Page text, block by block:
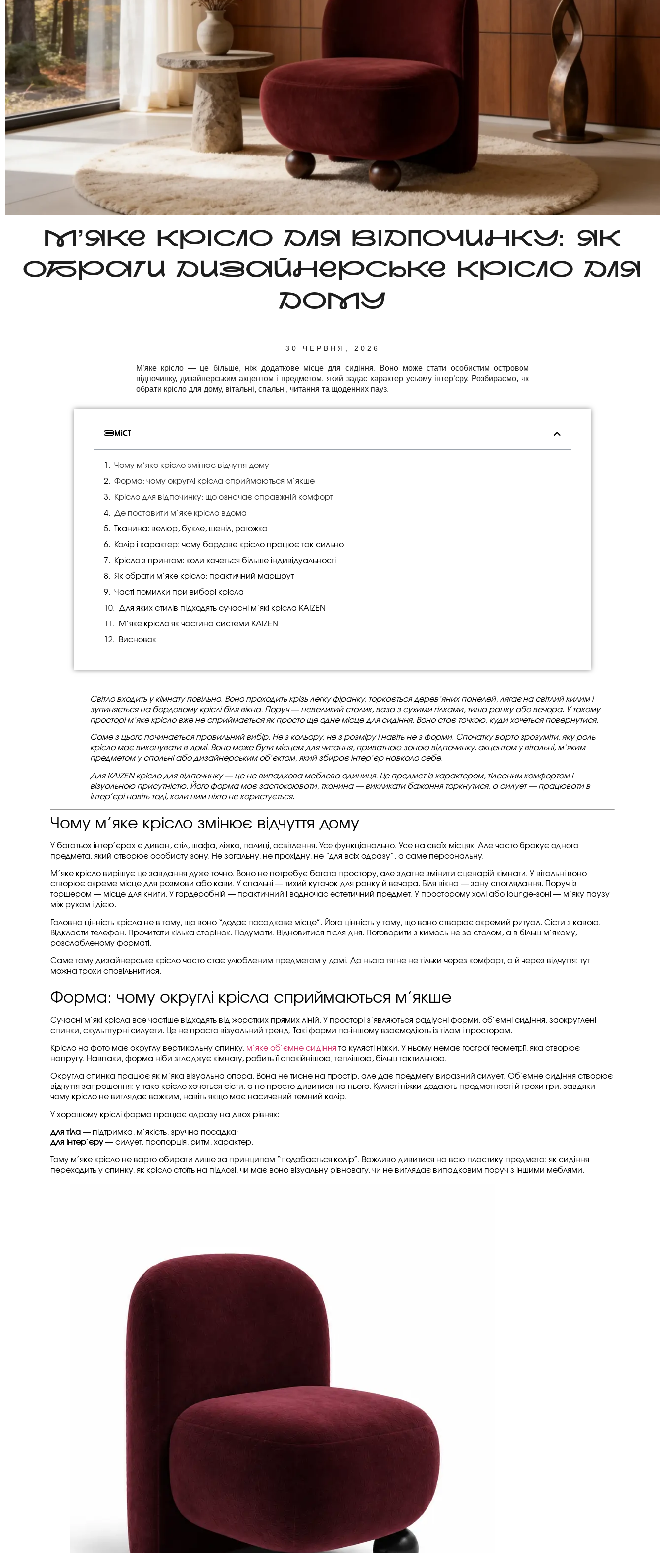
М’ЯКЕ КРІСЛО ДЛЯ ВІДПОЧИНКУ: ЯК
ОБРАТИ ДИЗАЙНЕРСЬКЕ КРІСЛО ДЛЯ
ДОМУ
30 ЧЕРВНЯ, 2026
М’яке крісло — це більше, ніж додаткове місце для сидіння. Воно може стати особистим островом
відпочинку, дизайнерським акцентом і предметом, який задає характер усьому інтер’єру. Розбираємо, як
обрати крісло для дому, вітальні, спальні, читання та щоденних пауз.
Зміст
Чому м’яке крісло змінює відчуття дому
Форма: чому округлі крісла сприймаються м’якше
Крісло для відпочинку: що означає справжній комфорт
Де поставити м’яке крісло вдома
Тканина: велюр, букле, шеніл, рогожка
Колір і характер: чому бордове крісло працює так сильно
Крісло з принтом: коли хочеться більше індивідуальності
Як обрати м’яке крісло: практичний маршрут
Часті помилки при виборі крісла
Для яких стилів підходять сучасні м’які крісла KAIZEN
М’яке крісло як частина системи KAIZEN
Висновок
Світло входить у кімнату повільно. Воно проходить крізь легку фіранку, торкається дерев’яних панелей, лягає на світлий килим і
зупиняється на бордовому кріслі біля вікна. Поруч — невеликий столик, ваза з сухими гілками, тиша ранку або вечора. У такому
просторі м’яке крісло вже не сприймається як просто ще одне місце для сидіння. Воно стає точкою, куди хочеться повернутися.
Саме з цього починається правильний вибір. Не з кольору, не з розміру і навіть не з форми. Спочатку варто зрозуміти, яку роль
крісло має виконувати в домі. Воно може бути місцем для читання, приватною зоною відпочинку, акцентом у вітальні, м’яким
предметом у спальні або дизайнерським об’єктом, який збирає інтер’єр навколо себе.
Для KAIZEN крісло для відпочинку — це не випадкова меблева одиниця. Це предмет із характером, тілесним комфортом і
візуальною присутністю. Його форма має заспокоювати, тканина — викликати бажання торкнутися, а силует — працювати в
інтер’єрі навіть тоді, коли ним ніхто не користується.
Чому м’яке крісло змінює відчуття дому
У багатьох інтер’єрах є диван, стіл, шафа, ліжко, полиці, освітлення. Усе функціонально. Усе на своїх місцях. Але часто бракує одного
предмета, який створює особисту зону. Не загальну, не прохідну, не “для всіх одразу”, а саме персональну.
М’яке крісло вирішує це завдання дуже точно. Воно не потребує багато простору, але здатне змінити сценарій кімнати. У вітальні воно
створює окреме місце для розмови або кави. У спальні — тихий куточок для ранку й вечора. Біля вікна — зону споглядання. Поруч із
торшером — місце для книги. У гардеробній — практичний і водночас естетичний предмет. У просторому холі або lounge-зоні — м’яку паузу
між рухом і дією.
Головна цінність крісла не в тому, що воно “додає посадкове місце”. Його цінність у тому, що воно створює окремий ритуал. Сісти з кавою.
Відкласти телефон. Прочитати кілька сторінок. Подумати. Відновитися після дня. Поговорити з кимось не за столом, а в більш м’якому,
розслабленому форматі.
Саме тому дизайнерське крісло часто стає улюбленим предметом у домі. До нього тягне не тільки через комфорт, а й через відчуття: тут
можна трохи сповільнитися.
Форма: чому округлі крісла сприймаються м’якше
Сучасні м’які крісла все частіше відходять від жорстких прямих ліній. У просторі з’являються радіусні форми, об’ємні сидіння, заокруглені
спинки, скульптурні силуети. Це не просто візуальний тренд. Такі форми по-іншому взаємодіють із тілом і простором.
Крісло на фото має округлу вертикальну спинку, м’яке об’ємне сидіння та кулясті ніжки. У ньому немає гострої геометрії, яка створює
напругу. Навпаки, форма ніби згладжує кімнату, робить її спокійнішою, теплішою, більш тактильною.
Округла спинка працює як м’яка візуальна опора. Вона не тисне на простір, але дає предмету виразний силует. Об’ємне сидіння створює
відчуття запрошення: у таке крісло хочеться сісти, а не просто дивитися на нього. Кулясті ніжки додають предметності й трохи гри, завдяки
чому крісло не виглядає важким, навіть якщо має насичений темний колір.
У хорошому кріслі форма працює одразу на двох рівнях:
для тіла — підтримка, м’якість, зручна посадка;
для інтер’єру — силует, пропорція, ритм, характер.
Тому м’яке крісло не варто обирати лише за принципом “подобається колір”. Важливо дивитися на всю пластику предмета: як сидіння
переходить у спинку, як крісло стоїть на підлозі, чи має воно візуальну рівновагу, чи не виглядає випадковим поруч з іншими меблями.